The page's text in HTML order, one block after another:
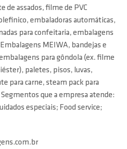
de assados, filme de PVC
embaladoras automáticas,
para confeitaria, embalagens
MEIWA, bandejas e
para gôndola (ex. filme
paletes, pisos, luvas,
para carne, steam pack para
que a empresa atende:
especiais; Food service;